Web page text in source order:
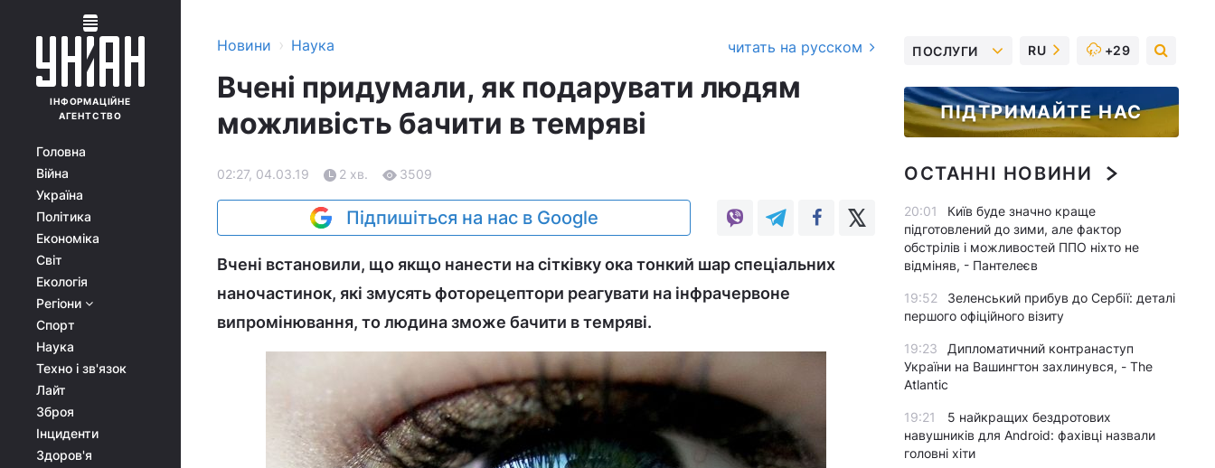
ІНФОРМАЦІЙНЕ
АГЕНТСТВО
Головна
Війна
Україна
Політика
Економіка
Світ
Екологія
Регіони
Спорт
Наука
Техно і зв'язок
Лайт
Зброя
Інциденти
Здоров'я
Новини › Наука читать на русском
Вчені придумали, як подарувати людям
можливість бачити в темряві
02:27, 04.03.19 2 хв. 3509
Підпишіться на нас в Google
Вчені встановили, що якщо нанести на сітківку ока тонкий шар спеціальних
наночастинок, які змусять фоторецептори реагувати на інфрачервоне
випромінювання, то людина зможе бачити в темряві.
ПОСЛУГИ RU +29
ПІДТРИМАЙТЕ НАС
ОСТАННІ НОВИНИ
20:01
Київ буде значно краще
підготовлений до зими, але фактор
обстрілів і можливостей ППО ніхто не
відміняв, - Пантелеєв
19:52
Зеленський прибув до Сербії: деталі
першого офіційного візиту
19:23
Дипломатичний контранаступ
України на Вашингтон захлинувся, - The
Atlantic
19:21
5 найкращих бездротових
навушників для Android: фахівці назвали
головні хіти